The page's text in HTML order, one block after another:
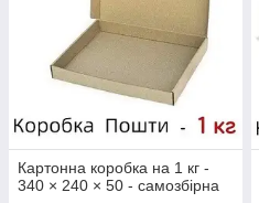
Картонна коробка на 1 кг -
340 × 240 × 50 - самозбірна